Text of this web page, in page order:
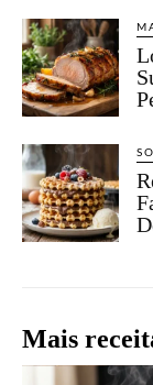
Mais